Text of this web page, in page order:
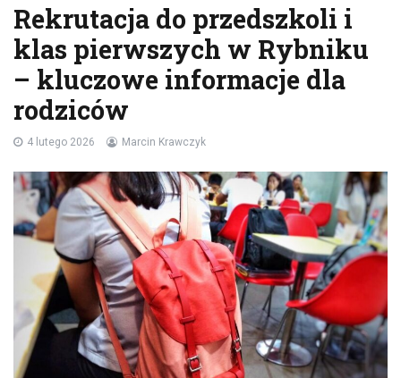
Rekrutacja do przedszkoli i
klas pierwszych w Rybniku
– kluczowe informacje dla
rodziców
4 lutego 2026 Marcin Krawczyk